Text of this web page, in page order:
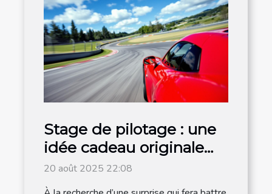
Stage de pilotage : une
idée cadeau originale
pour les amateurs de
vitesse
20 août 2025 22:08